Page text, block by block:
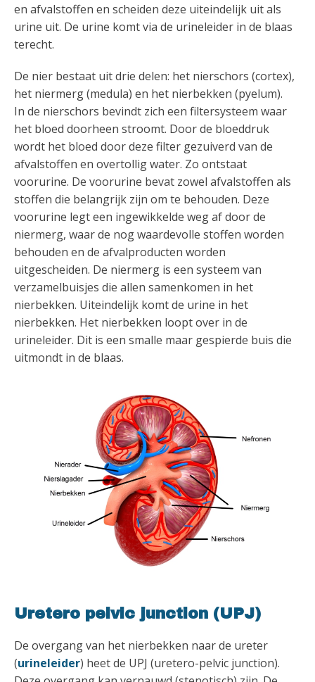
en afvalstoffen en scheiden deze uiteindelijk uit als
urine uit. De urine komt via de urineleider in de blaas
terecht.
De nier bestaat uit drie delen: het nierschors (cortex),
het niermerg (medula) en het nierbekken (pyelum).
In de nierschors bevindt zich een filtersysteem waar
het bloed doorheen stroomt. Door de bloeddruk
wordt het bloed door deze filter gezuiverd van de
afvalstoffen en overtollig water. Zo ontstaat
voorurine. De voorurine bevat zowel afvalstoffen als
stoffen die belangrijk zijn om te behouden. Deze
voorurine legt een ingewikkelde weg af door de
niermerg, waar de nog waardevolle stoffen worden
behouden en de afvalproducten worden
uitgescheiden. De niermerg is een systeem van
verzamelbuisjes die allen samenkomen in het
nierbekken. Uiteindelijk komt de urine in het
nierbekken. Het nierbekken loopt over in de
urineleider. Dit is een smalle maar gespierde buis die
uitmondt in de blaas.
Uretero pelvic junction (UPJ)
De overgang van het nierbekken naar de ureter
(urineleider) heet de UPJ (uretero-pelvic junction).